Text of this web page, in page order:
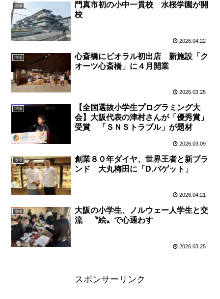
地域
門真市初の小中一貫校 水桜学園が開
校
2026.04.22
地域
心斎橋にビオラル初出店 新施設「ク
オーツ心斎橋」に４月開業
2026.03.25
地域
【全国選抜小学生プログラミング大
会】大阪代表の津村さんが「優秀賞」
受賞 「ＳＮＳトラブル」が題材
2026.03.09
地域
創業８０年ダイヤ、世界王者と新ブラ
ンド 大丸梅田に「D.バゲット」
2026.04.21
地域
大阪の小学生、ノルウェー人学生と交
流 〝絵〟で心通わす
2026.03.25
スポンサーリンク